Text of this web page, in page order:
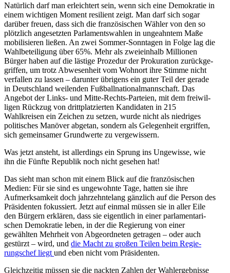
Natürlich darf man erleichtert sein, wenn sich eine Demokratie in
einem wichtigen Moment resilient zeigt. Man darf sich sogar
darüber freuen, dass sich die franzö­si­schen Wähler von den so
plötzlich angesetzten Parla­ments­wahlen in ungeahntem Maße
mobili­sieren ließen. An zwei Sommer-Sonntagen in Folge lag die
Wahlbe­tei­ligung über 65%. Mehr als zweieinhalb Millionen
Bürger haben auf die lästige Prozedur der Proku­ration zurück­ge­
griffen, um trotz Abwesenheit vom Wohnort ihre Stimme nicht
verfallen zu lassen – darunter übrigens ein guter Teil der gerade
in Deutschland weilenden Fußball­na­tio­nal­mann­schaft. Das
Angebot der Links- und Mitte-Rechts-Parteien, mit dem freiwil­
ligen Rückzug von dritt­plat­zierten Kandi­daten in 215
Wahlkreisen ein Zeichen zu setzen, wurde nicht als niedriges
politi­sches Manöver abgetan, sondern als Gelegenheit ergriffen,
sich gemein­samer Grund­werte zu vergewissern.
Was jetzt ansteht, ist aller­dings ein Sprung ins Ungewisse, wie
ihn die Fünfte Republik noch nicht gesehen hat!
Das sieht man schon mit einem Blick auf die franzö­si­schen
Medien: Für sie sind es ungewohnte Tage, hatten sie ihre
Aufmerk­samkeit doch jahrzehn­telang gänzlich auf die Person des
Präsi­denten fokus­siert. Jetzt auf einmal müssen sie in aller Eile
den Bürgern erklären, dass sie eigentlich in einer parla­men­ta­ri­
schen Demokratie leben, in der die Regierung von einer
gewählten Mehrheit von Abgeord­neten getragen – oder auch
gestürzt – wird, und die Macht zu großen Teilen beim Regie­
rungschef liegt und eben nicht vom Präsidenten.
Gleich­zeitig müssen sie die nackten Zahlen der Wahler­geb­nisse